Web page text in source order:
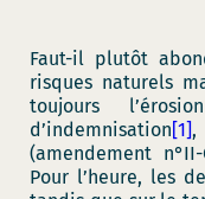
Faut-il plutôt
risques naturels
toujours
d’indemnisation[1],
(amendement
Pour l’heure, les